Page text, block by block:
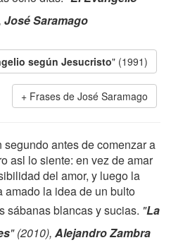
José Saramago
según Jesucristo" (1991)
Frases de José Saramago
antes de comenzar a
asl lo siente: en vez de amar
del amor, y luego la
amado la idea de un bulto
sábanas blancas y sucias. "La
" (2010), Alejandro Zambra